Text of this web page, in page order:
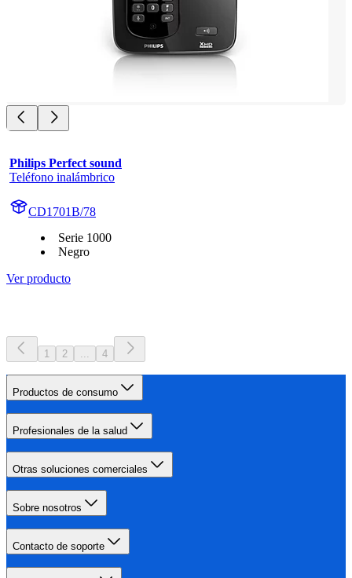
Philips Perfect sound
Teléfono inalámbrico
CD1701B/78
Serie 1000
Negro
Ver producto
1 2 ... 4
Productos de consumo
Profesionales de la salud
Otras soluciones comerciales
Sobre nosotros
Contacto de soporte